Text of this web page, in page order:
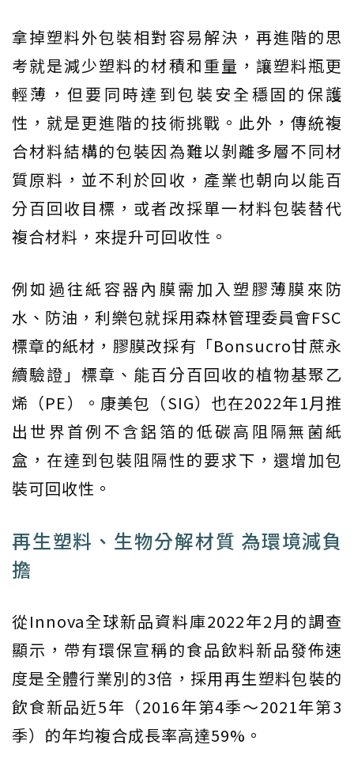
拿掉塑料外包裝相對容易解決，再進階的思
考就是減少塑料的材積和重量，讓塑料瓶更
輕薄，但要同時達到包裝安全穩固的保護
性，就是更進階的技術挑戰。此外，傳統複
合材料結構的包裝因為難以剝離多層不同材
質原料，並不利於回收，產業也朝向以能百
分百回收目標，或者改採單一材料包裝替代
複合材料，來提升可回收性。
例如過往紙容器內膜需加入塑膠薄膜來防
水、防油，利樂包就採用森林管理委員會FSC
標章的紙材，膠膜改採有「Bonsucro甘蔗永
續驗證」標章、能百分百回收的植物基聚乙
烯（PE）。康美包（SIG）也在2022年1月推
出世界首例不含鋁箔的低碳高阻隔無菌紙
盒，在達到包裝阻隔性的要求下，還增加包
裝可回收性。
再生塑料、生物分解材質 為環境減負
擔
從Innova全球新品資料庫2022年2月的調查
顯示，帶有環保宣稱的食品飲料新品發佈速
度是全體行業別的3倍，採用再生塑料包裝的
飲食新品近5年（2016年第4季～2021年第3
季）的年均複合成長率高達59%。